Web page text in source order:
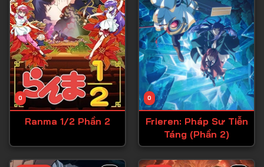
Tập 32
Tập 33
Tập 34
Tập 35
Tập 36
Tập 39
0
Ranma 1/2 Phần 2
0
Frieren: Pháp Sư Tiễn
Táng (Phần 2)